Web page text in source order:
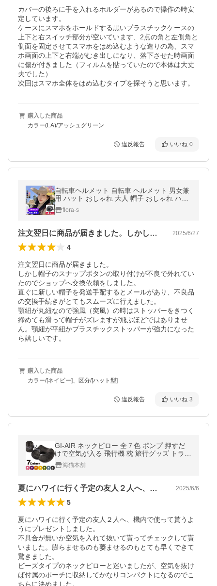
カバーの後ろに手を入れるホルダーがあるので操作の時安
定しています。
ケースにスマホをホールドする黒いプラスチックケースの
上下と右スイッチ部分が空いています、2点の角と左側角と
側面を固定させてスマホをはめ込むような造りの為、スマ
ホ画面の上下と右端がむき出しになり、落下させた時画面
に傷が付きました（フィルムを貼っていたので本体は大丈
夫でした）
次回はスマホ全体をはめ込むタイプを探そうと思います。
購入した商品
カラー(LA)/アッシュグリーン
違反報告 いいね 0
自転車ヘルメット 自転車 ヘルメット 男女兼
用 ハット おしゃれ 大人 帽子 おしゃれ ハッ
ト型ヘルメット バケットハット 大人用 通勤
通学 街乗り 蒸れない
flora-s
注文翌日に商品が届きました。しかし帽子… 2025/6/27
4
注文翌日に商品が届きました。
しかし帽子のスナップボタンの取り付けが不良で外れてい
たのでショップへ交換依頼をしました。
直ぐに新しい帽子を発送手配するとメールがあり、不良品
の交換手続きがとてもスムーズに行えました。
顎紐が丸紐なので強風（突風）の時はストッパーをきつく
締めても滑って帽子がズレますが飛ぶほどではありませ
ん。顎紐が平紐かプラスチックストッパーが強力になった
ら嬉しいです。
購入した商品
カラー/[ネイビー]、区分/[ハット型]
違反報告 いいね 3
GI-AIR ネックピロー 全７色 ポンプ 押すだ
けで空気が入る 飛行機 枕 旅行グッズ トラベ
ルグッズ 首枕 衛生的 エアー コンパクト
海猫本舗
夏にハワイに行く予定の友人２人へ、機内… 2025/6/6
5
夏にハワイに行く予定の友人２人へ、機内で使って貰うよ
うにプレゼントしました。
不具合が無いか空気を入れて抜いて貰ってチェックして貰
いました。膨らませるのも萎ませるのもとても早くできて
驚きました。
ビーズタイプのネックピローと迷いましたが、空気を抜け
ば付属のポーチに収納してかなりコンパクトになるのでこ
ちらに決めました。